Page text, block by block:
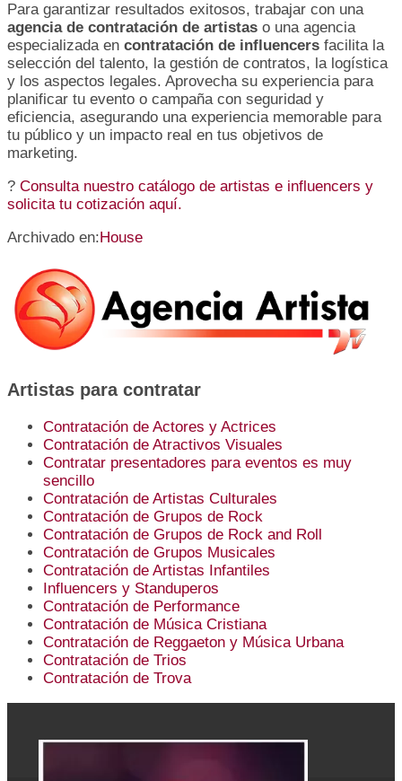
Para garantizar resultados exitosos, trabajar con una
agencia de contratación de artistas o una agencia
especializada en contratación de influencers facilita la
selección del talento, la gestión de contratos, la logística
y los aspectos legales. Aprovecha su experiencia para
planificar tu evento o campaña con seguridad y
eficiencia, asegurando una experiencia memorable para
tu público y un impacto real en tus objetivos de
marketing.
? Consulta nuestro catálogo de artistas e influencers y
solicita tu cotización aquí.
Archivado en: House
Barra
lateral
primaria
Artistas para contratar
Contratación de Actores y Actrices
Contratación de Atractivos Visuales
Contratar presentadores para eventos es muy
sencillo
Contratación de Artistas Culturales
Contratación de Grupos de Rock
Contratación de Grupos de Rock and Roll
Contratación de Grupos Musicales
Contratación de Artistas Infantiles
Influencers y Standuperos
Contratación de Performance
Contratación de Música Cristiana
Contratación de Reggaeton y Música Urbana
Contratación de Trios
Contratación de Trova
Footer